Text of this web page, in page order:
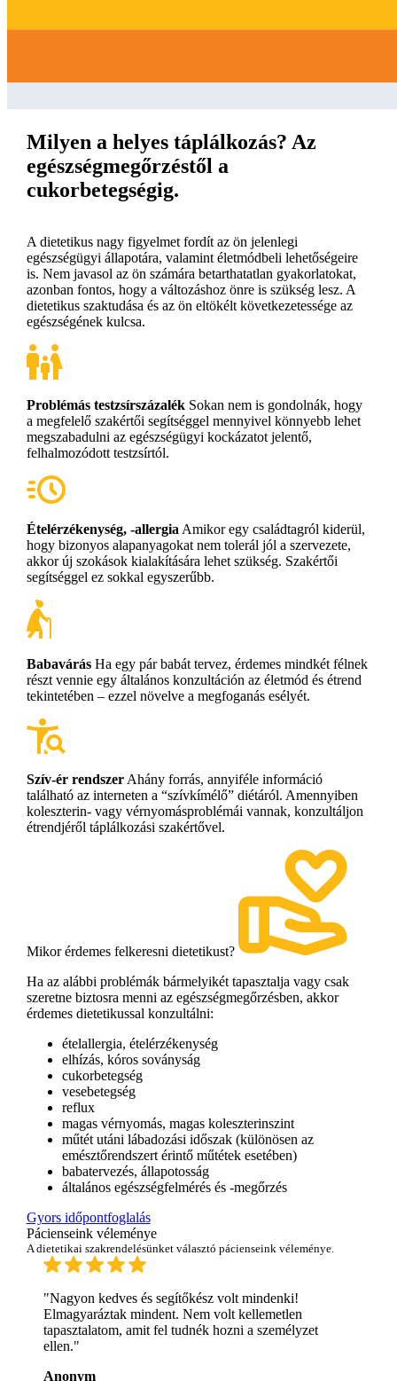
Milyen a helyes táplálkozás? Az
egészségmegőrzéstől a
cukorbetegségig.
A dietetikus nagy figyelmet fordít az ön jelenlegi
egészségügyi állapotára, valamint életmódbeli lehetőségeire
is. Nem javasol az ön számára betarthatatlan gyakorlatokat,
azonban fontos, hogy a változáshoz önre is szükség lesz. A
dietetikus szaktudása és az ön eltökélt következetessége az
egészségének kulcsa.
Problémás testzsírszázalékSokan nem is gondolnák, hogy
a megfelelő szakértői segítséggel mennyivel könnyebb lehet
megszabadulni az egészségügyi kockázatot jelentő,
felhalmozódott testzsírtól.
Ételérzékenység, -allergia Amikor egy családtagról kiderül,
hogy bizonyos alapanyagokat nem tolerál jól a szervezete,
akkor új szokások kialakítására lehet szükség. Szakértői
segítséggel ez sokkal egyszerűbb.
Babavárás Ha egy pár babát tervez, érdemes mindkét félnek
részt vennie egy általános konzultáción az életmód és étrend
tekintetében – ezzel növelve a megfoganás esélyét.
Szív-ér rendszerAhány forrás, annyiféle információ
található az interneten a “szívkímélő” diétáról. Amennyiben
koleszterin- vagy vérnyomásproblémái vannak, konzultáljon
étrendjéről táplálkozási szakértővel.
Mikor érdemes felkeresni dietetikust?
Ha az alábbi problémák bármelyikét tapasztalja vagy csak
szeretne biztosra menni az egészségmegőrzésben, akkor
érdemes dietetikussal konzultálni:
ételallergia, ételérzékenység
elhízás, kóros soványság
cukorbetegség
vesebetegség
reflux
magas vérnyomás, magas koleszterinszint
műtét utáni lábadozási időszak (különösen az
emésztőrendszert érintő műtétek esetében)
babatervezés, állapotosság
általános egészségfelmérés és -megőrzés
Gyors időpontfoglalás
Pácienseink véleménye
A dietetikai szakrendelésünket választó pácienseink véleménye.
"Nagyon kedves és segítőkész volt mindenki!
Elmagyaráztak mindent. Nem volt kellemetlen
tapasztalatom, amit fel tudnék hozni a személyzet
ellen."
Anonym